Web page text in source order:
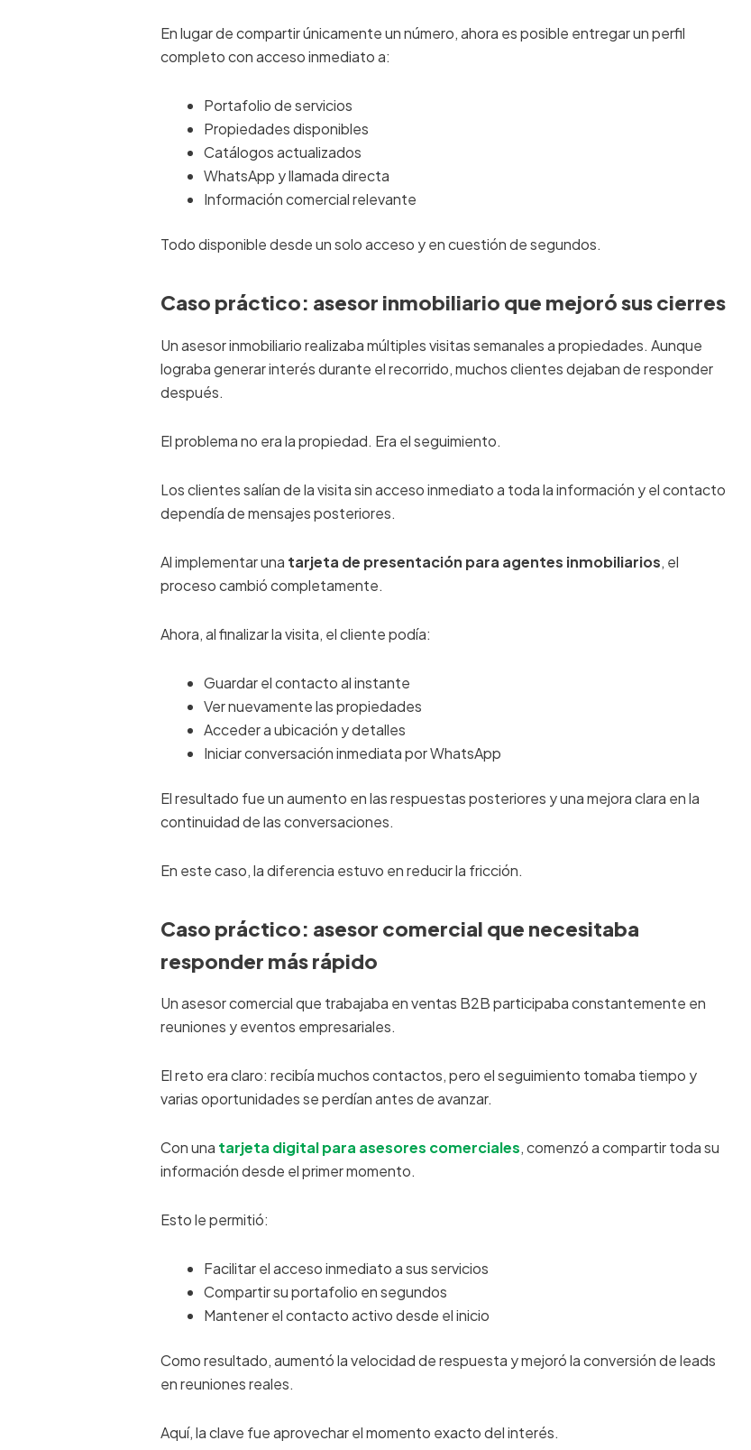
En lugar de compartir únicamente un número, ahora es posible entregar un perfil
completo con acceso inmediato a:
Portafolio de servicios
Propiedades disponibles
Catálogos actualizados
WhatsApp y llamada directa
Información comercial relevante
Todo disponible desde un solo acceso y en cuestión de segundos.
Caso práctico: asesor inmobiliario que mejoró sus cierres
Un asesor inmobiliario realizaba múltiples visitas semanales a propiedades. Aunque
lograba generar interés durante el recorrido, muchos clientes dejaban de responder
después.
El problema no era la propiedad. Era el seguimiento.
Los clientes salían de la visita sin acceso inmediato a toda la información y el contacto
dependía de mensajes posteriores.
Al implementar una tarjeta de presentación para agentes inmobiliarios, el
proceso cambió completamente.
Ahora, al finalizar la visita, el cliente podía:
Guardar el contacto al instante
Ver nuevamente las propiedades
Acceder a ubicación y detalles
Iniciar conversación inmediata por WhatsApp
El resultado fue un aumento en las respuestas posteriores y una mejora clara en la
continuidad de las conversaciones.
En este caso, la diferencia estuvo en reducir la fricción.
Caso práctico: asesor comercial que necesitaba
responder más rápido
Un asesor comercial que trabajaba en ventas B2B participaba constantemente en
reuniones y eventos empresariales.
El reto era claro: recibía muchos contactos, pero el seguimiento tomaba tiempo y
varias oportunidades se perdían antes de avanzar.
Con una tarjeta digital para asesores comerciales, comenzó a compartir toda su
información desde el primer momento.
Esto le permitió:
Facilitar el acceso inmediato a sus servicios
Compartir su portafolio en segundos
Mantener el contacto activo desde el inicio
Como resultado, aumentó la velocidad de respuesta y mejoró la conversión de leads
en reuniones reales.
Aquí, la clave fue aprovechar el momento exacto del interés.